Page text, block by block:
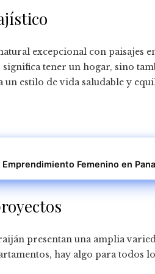
excepcional con paisajes
tener un hogar, sino
un estilo de vida saludable y
Femenino en
presentan una amplia
hay algo para todos